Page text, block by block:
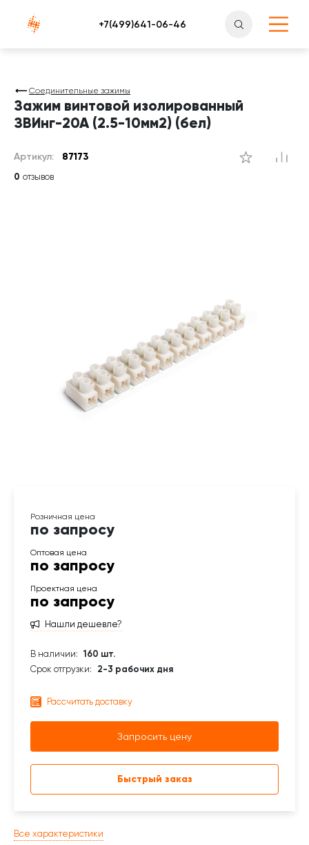
Атлантснаб
Соединительные зажимы
Зажим винтовой изолированный
ЗВИнг-20А (2.5-10мм2) (бел)
Артикул: 87173
Все характеристики
по запросу
по запросу
по запросу
Нашли дешевле?
В наличии: 160 шт.
Срок отгрузки:
2-3 рабочих дня
Рассчитать доставку
Запросить цену
Быстрый заказ